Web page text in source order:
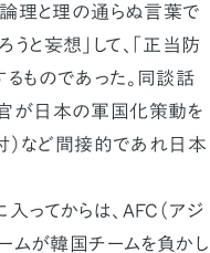
理と理の通らぬ言葉で
と妄想」して、「正当防
るものであった。同談話
官が日本の軍国化策動を
）など間接的であれ日本
ってからは、AFC（アジ
ムが韓国チームを負かし